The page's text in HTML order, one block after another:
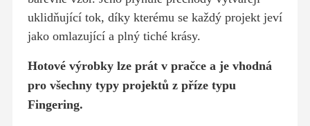
uklidňující tok, díky kterému se každý projekt jeví
jako omlazující a plný tiché krásy.
Hotové výrobky lze prát v pračce a je vhodná
pro všechny typy projektů z příze typu
Fingering.